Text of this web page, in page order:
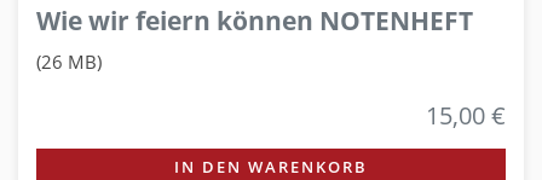
Wie wir feiern können NOTENHEFT
(26 MB)
15,00 €
IN DEN WARENKORB